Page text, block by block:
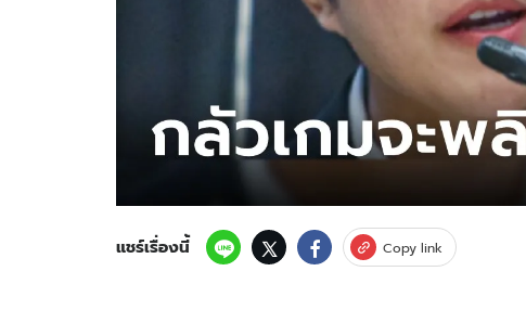
แชร์เรื่องนี้ Copy link